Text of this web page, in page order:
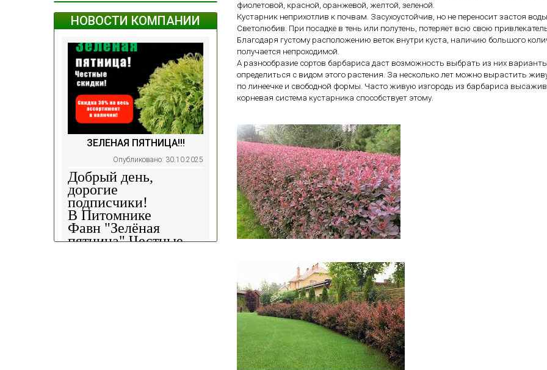
НОВОСТИ КОМПАНИИ
ЗЕЛЕНАЯ ПЯТНИЦА!!!
Опубликовано: 30.10.2025
Добрый день,
дорогие
подписчики!
В Питомнике
Фавн "Зелёная
пятница".Честные
фиолетовой, красной, оранжевой, желтой, зеленой.
Кустарник неприхотлив к почвам. Засухоустойчив, но не переносит застоя
Светолюбив. При посадке в тень или полутень, потеряет всю свою
Благодаря густому расположению веток внутри куста, наличию большого
получается непроходимой.
А разнообразие сортов барбариса даст возможность выбрать из них
определиться с видом этого растения. За несколько лет можно вырастить
по линеечке и свободной формы. Часто живую изгородь из барбариса
корневая система кустарника способствует этому.